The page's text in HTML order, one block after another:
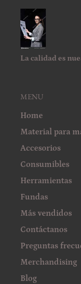
La calidad es
MENU
Home
Material para
Accesorios
Consumibles
Herramientas
Fundas
Más vendidos
Contáctanos
Preguntas
Merchandising
Blog